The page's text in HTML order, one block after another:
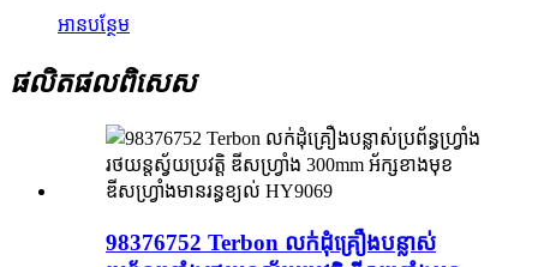
អានបន្ថែម
ផលិតផលពិសេស
98376752 Terbon លក់ដុំគ្រឿងបន្លាស់